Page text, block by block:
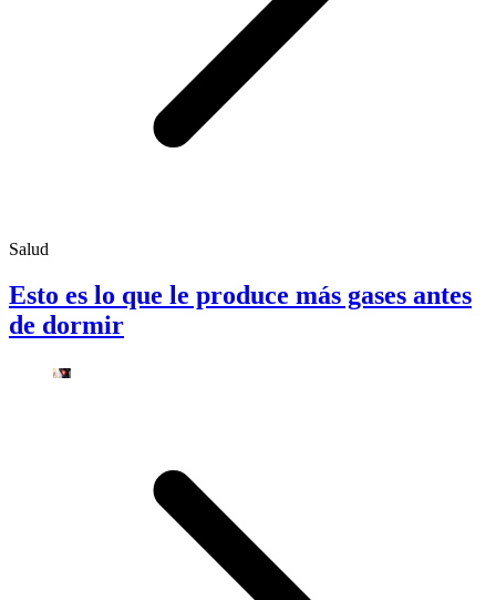
Salud
Esto es lo que le produce más gases antes
de dormir